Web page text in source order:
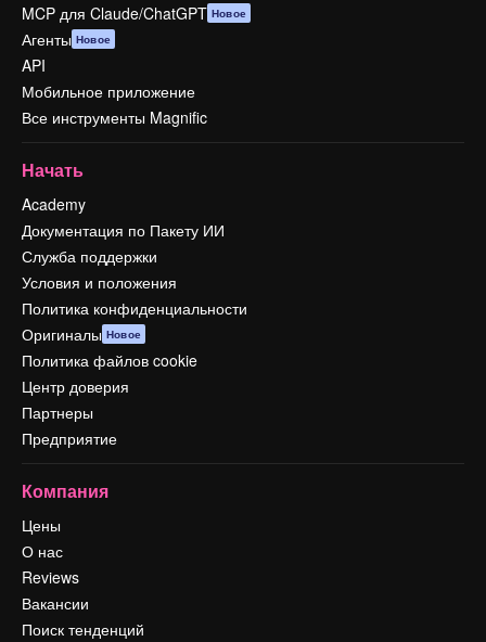
MCP для Claude/ChatGPT Новое
Агенты Новое
API
Мобильное приложение
Все инструменты Magnific
Начать
Academy
Документация по Пакету ИИ
Служба поддержки
Условия и положения
Политика конфиденциальности
Оригиналы Новое
Политика файлов cookie
Центр доверия
Партнеры
Предприятие
Компания
Цены
О нас
Reviews
Вакансии
Поиск тенденций